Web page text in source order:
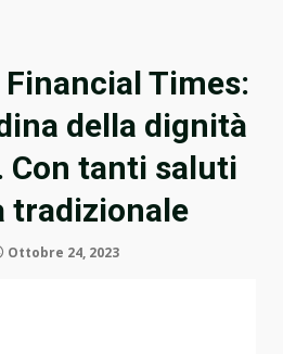
Times:
della dignità
Con tanti saluti
tradizionale
Ottobre 24, 2023